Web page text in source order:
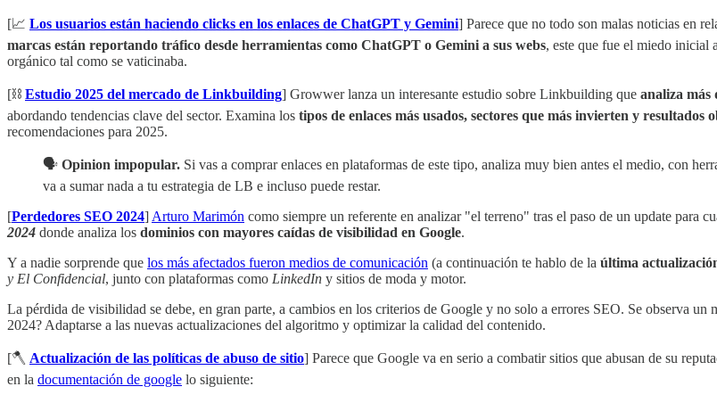
[📈 Los usuarios están haciendo clicks en los enlaces de ChatGPT y Gemini] Parece que no todo son malas noticias en
marcas están reportando tráfico desde herramientas como ChatGPT o Gemini a sus webs, este que fue el miedo inicial
orgánico tal como se vaticinaba.
[⛓️ Estudio 2025 del mercado de Linkbuilding] Growwer lanza un interesante estudio sobre Linkbuilding que analiza más
abordando tendencias clave del sector. Examina los tipos de enlaces más usados, sectores que más invierten y resultados
recomendaciones para 2025.
🗣️ Opinion impopular. Si vas a comprar enlaces en plataformas de este tipo, analiza muy bien antes el medio, con
va a sumar nada a tu estrategia de LB e incluso puede restar.
[Perdedores SEO 2024] Arturo Marimón como siempre un referente en analizar "el terreno" tras el paso de un update para
2024 donde analiza los dominios con mayores caídas de visibilidad en Google.
Y a nadie sorprende que los más afectados fueron medios de comunicación (a continuación te hablo de la última
y El Confidencial, junto con plataformas como LinkedIn y sitios de moda y motor.
La pérdida de visibilidad se debe, en gran parte, a cambios en los criterios de Google y no solo a errores SEO. Se observa
2024? Adaptarse a las nuevas actualizaciones del algoritmo y optimizar la calidad del contenido.
[🪓 Actualización de las políticas de abuso de sitio] Parece que Google va en serio a combatir sitios que abusan de su
en la documentación de google lo siguiente: